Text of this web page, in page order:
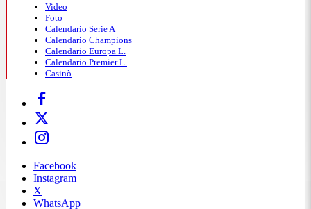
Video
Foto
Calendario Serie A
Calendario Champions
Calendario Europa L.
Calendario Premier L.
Casinò
Facebook
Instagram
X
WhatsApp